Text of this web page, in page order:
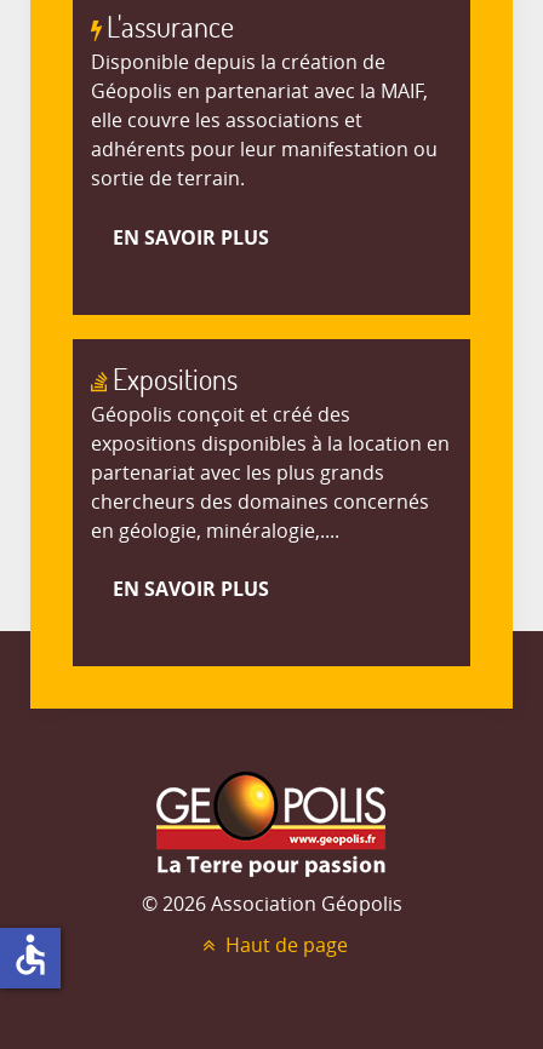
L'assurance
Disponible depuis la création de
Géopolis en partenariat avec la MAIF,
elle couvre les associations et
adhérents pour leur manifestation ou
sortie de terrain.
EN SAVOIR PLUS
Expositions
Géopolis conçoit et créé des
expositions disponibles à la location en
partenariat avec les plus grands
chercheurs des domaines concernés
en géologie, minéralogie,....
EN SAVOIR PLUS
© 2026 Association Géopolis
Haut de page
accessible